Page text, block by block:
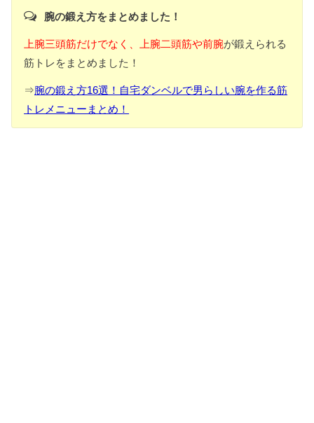
腕の鍛え方をまとめました！
上腕三頭筋だけでなく、上腕二頭筋や前腕が鍛えられる
筋トレをまとめました！
⇒腕の鍛え方16選！自宅ダンベルで男らしい腕を作る筋
トレメニューまとめ！